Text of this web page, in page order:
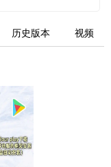
历史版本 视频